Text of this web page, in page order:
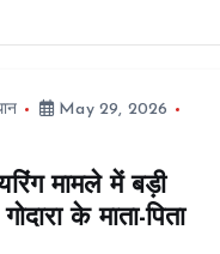
May 29, 2026
मामले में बड़ी
के माता-पिता